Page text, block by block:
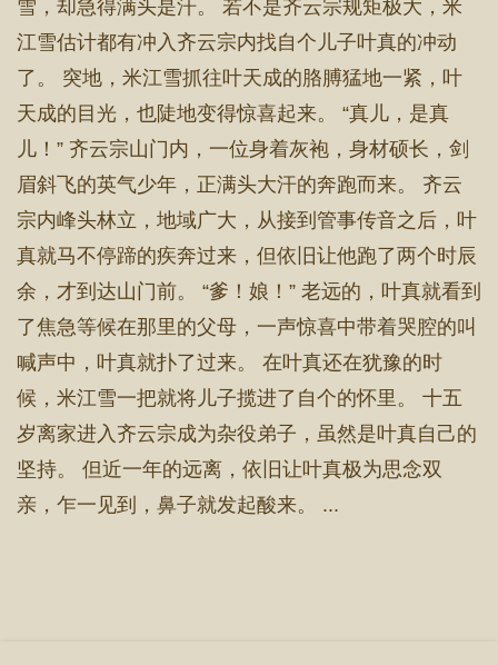
雪，却急得满头是汗。 若不是齐云宗规矩极大，米
江雪估计都有冲入齐云宗内找自个儿子叶真的冲动
了。 突地，米江雪抓往叶天成的胳膊猛地一紧，叶
天成的目光，也陡地变得惊喜起来。 “真儿，是真
儿！” 齐云宗山门内，一位身着灰袍，身材硕长，剑
眉斜飞的英气少年，正满头大汗的奔跑而来。 齐云
宗内峰头林立，地域广大，从接到管事传音之后，叶
真就马不停蹄的疾奔过来，但依旧让他跑了两个时辰
余，才到达山门前。 “爹！娘！” 老远的，叶真就看到
了焦急等候在那里的父母，一声惊喜中带着哭腔的叫
喊声中，叶真就扑了过来。 在叶真还在犹豫的时
候，米江雪一把就将儿子揽进了自个的怀里。 十五
岁离家进入齐云宗成为杂役弟子，虽然是叶真自己的
坚持。 但近一年的远离，依旧让叶真极为思念双
亲，乍一见到，鼻子就发起酸来。 ...